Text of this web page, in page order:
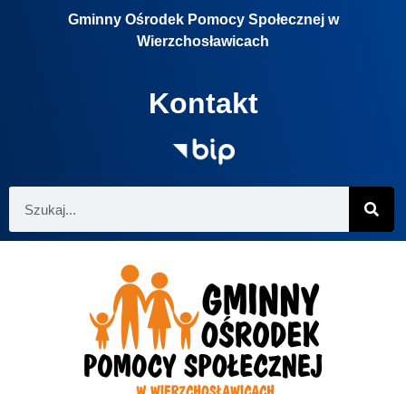
Gminny Ośrodek Pomocy Społecznej w
Wierzchosławicach
Kontakt